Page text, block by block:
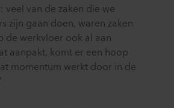
veel van de zaken die we
zijn gaan doen, waren zaken
de werkvloer ook al aan
aanpakt, komt er een hoop
momentum werkt door in de